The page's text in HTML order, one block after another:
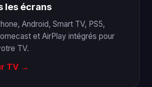
les écrans
Android, Smart TV, PS5,
et AirPlay intégrés pour
TV.
TV →